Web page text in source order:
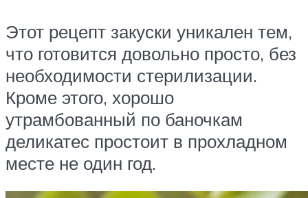
Этот рецепт закуски уникален тем,
что готовится довольно просто, без
необходимости стерилизации.
Кроме этого, хорошо
утрамбованный по баночкам
деликатес простоит в прохладном
месте не один год.